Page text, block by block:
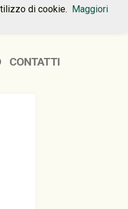
CONTATTI
CONTATTI
di cookie. Maggiori